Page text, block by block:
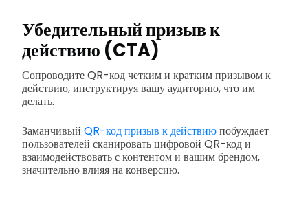
Убедительный призыв к
действию (CTA)
Сопроводите QR-код четким и кратким призывом к
действию, инструктируя вашу аудиторию, что им
делать.
Заманчивый QR-код призыв к действиюпобуждает
пользователей сканировать цифровой QR-код и
взаимодействовать с контентом и вашим брендом,
значительно влияя на конверсию.